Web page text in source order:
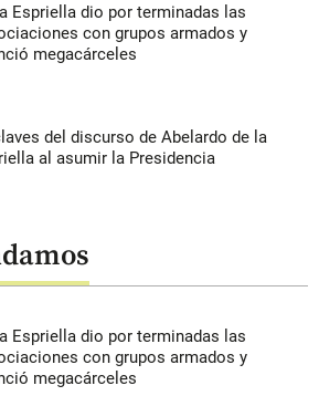
Espriella dio por terminadas las
con grupos armados y
megacárceles
del discurso de Abelardo de la
al asumir la Presidencia
Espriella dio por terminadas las
con grupos armados y
megacárceles